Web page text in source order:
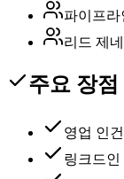
파이프
리드 제
주요 장점
영업 인
링크드